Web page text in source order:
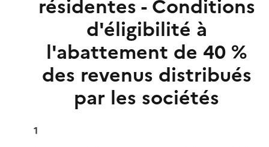
résidentes - Conditions
d'éligibilité à
l'abattement de 40 %
des revenus distribués
par les sociétés
1